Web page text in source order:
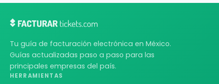
Tu guía de facturación electrónica en México.
Guías actualizadas paso a paso para las
principales empresas del país.
HERRAMIENTAS